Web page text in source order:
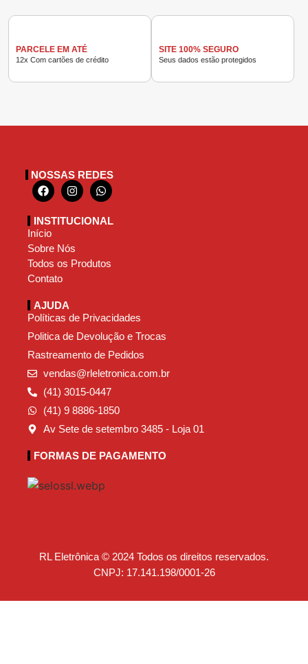
PARCELE EM ATÉ
12x Com cartões de crédito
SITE 100% SEGURO
Seus dados estão protegidos
NOSSAS REDES
INSTITUCIONAL
Início
Sobre Nós
Todos os Produtos
Contato
AJUDA
Políticas de Privacidades
Politica de Devolução e Trocas
Rastreamento de Pedidos
vendas@rleletronica.com.br
(41) 3015-0447
(41) 9 8886-1850
Av Sete de setembro 3485 - Loja 01
FORMAS DE PAGAMENTO
RL Eletrônica © 2024 Todos os direitos reservados.
CNPJ: 17.141.198/0001-26